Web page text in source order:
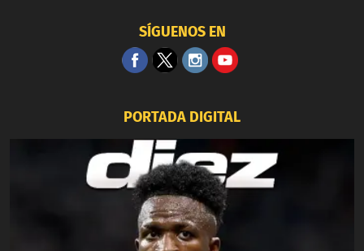
SÍGUENOS EN
PORTADA DIGITAL